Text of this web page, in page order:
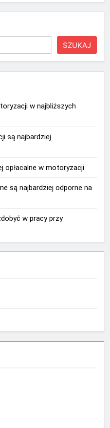
SZUKAJ
w najbliższych
są najbardziej
opłacalne w motoryzacji
są najbardziej odporne na
w pracy przy